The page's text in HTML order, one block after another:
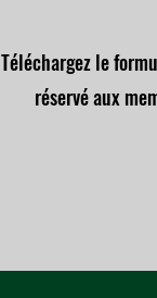
Téléchargez le
réservé aux